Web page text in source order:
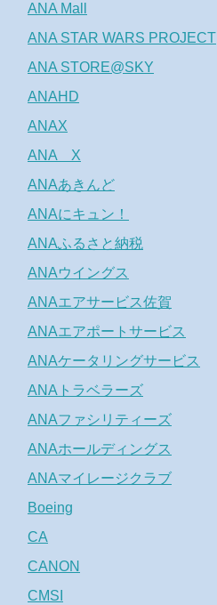
ANA Mall
ANA STAR WARS PROJECT
ANA STORE@SKY
ANAHD
ANAX
ANA X
ANAあきんど
ANAにキュン！
ANAふるさと納税
ANAウイングス
ANAエアサービス佐賀
ANAエアポートサービス
ANAケータリングサービス
ANAトラベラーズ
ANAファシリティーズ
ANAホールディングス
ANAマイレージクラブ
Boeing
CA
CANON
CMSI